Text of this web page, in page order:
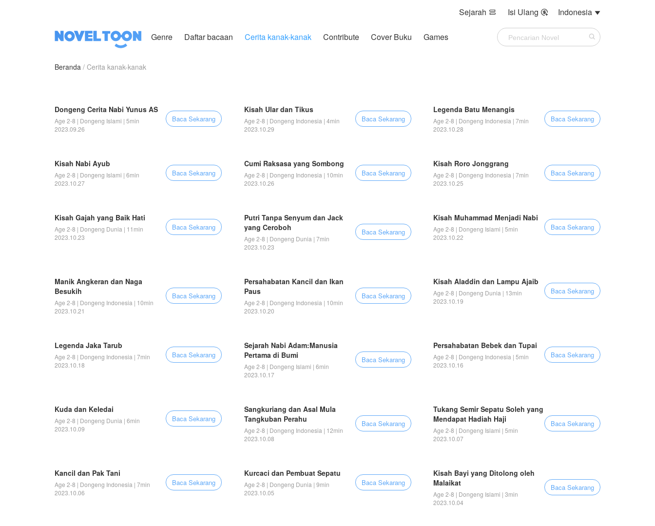
Sejarah  Isi Ulang  Indonesia 
Genre Daftar bacaan Cerita kanak-kanak Contribute Cover Buku Games
Beranda Cerita kanak-kanak
Dongeng Cerita Nabi Yunus AS
Age 2-8 | Dongeng Islami | 5min
2023.09.26
Baca Sekarang
Kisah Ular dan Tikus
Age 2-8 | Dongeng Indonesia | 4min
2023.10.29
Baca Sekarang
Legenda Batu Menangis
Age 2-8 | Dongeng Indonesia | 7min
2023.10.28
Baca Sekarang
Kisah Nabi Ayub
Age 2-8 | Dongeng Islami | 6min
2023.10.27
Baca Sekarang
Cumi Raksasa yang Sombong
Age 2-8 | Dongeng Indonesia | 10min
2023.10.26
Baca Sekarang
Kisah Roro Jonggrang
Age 2-8 | Dongeng Indonesia | 7min
2023.10.25
Baca Sekarang
Kisah Gajah yang Baik Hati
Age 2-8 | Dongeng Dunia | 11min
2023.10.23
Baca Sekarang
Putri Tanpa Senyum dan Jack
yang Ceroboh
Age 2-8 | Dongeng Dunia | 7min
2023.10.23
Baca Sekarang
Kisah Muhammad Menjadi Nabi
Age 2-8 | Dongeng Islami | 5min
2023.10.22
Baca Sekarang
Manik Angkeran dan Naga
Besukih
Age 2-8 | Dongeng Indonesia | 10min
2023.10.21
Baca Sekarang
Persahabatan Kancil dan Ikan
Paus
Age 2-8 | Dongeng Indonesia | 10min
2023.10.20
Baca Sekarang
Kisah Aladdin dan Lampu Ajaib
Age 2-8 | Dongeng Dunia | 13min
2023.10.19
Baca Sekarang
Legenda Jaka Tarub
Age 2-8 | Dongeng Indonesia | 7min
2023.10.18
Baca Sekarang
Sejarah Nabi Adam:Manusia
Pertama di Bumi
Age 2-8 | Dongeng Islami | 6min
2023.10.17
Baca Sekarang
Persahabatan Bebek dan Tupai
Age 2-8 | Dongeng Indonesia | 5min
2023.10.16
Baca Sekarang
Kuda dan Keledai
Age 2-8 | Dongeng Dunia | 6min
2023.10.09
Baca Sekarang
Sangkuriang dan Asal Mula
Tangkuban Perahu
Age 2-8 | Dongeng Indonesia | 12min
2023.10.08
Baca Sekarang
Tukang Semir Sepatu Soleh yang
Mendapat Hadiah Haji
Age 2-8 | Dongeng Islami | 5min
2023.10.07
Baca Sekarang
Kancil dan Pak Tani
Age 2-8 | Dongeng Indonesia | 7min
2023.10.06
Baca Sekarang
Kurcaci dan Pembuat Sepatu
Age 2-8 | Dongeng Dunia | 9min
2023.10.05
Baca Sekarang
Kisah Bayi yang Ditolong oleh
Malaikat
Age 2-8 | Dongeng Islami | 3min
2023.10.04
Baca Sekarang